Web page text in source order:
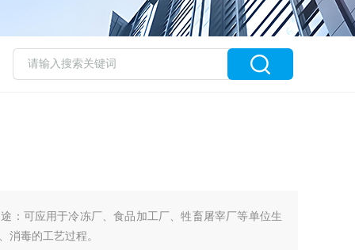
：可应用于冷冻厂、食品加工厂、牲畜屠宰厂等单位生
消毒的工艺过程。